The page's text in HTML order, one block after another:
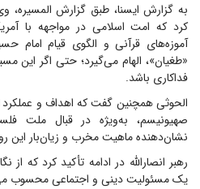
به گزارش ایسنا، طبق گزارش المسیره،
کرد که امت اسلامی در مواجهه با
آموزه‌های قرآنی و الگوی قیام امام
«طغیان»، الهام می‌گیرد؛ حتی اگر این
فداکاری باشد.
الحوثی همچنین گفت که اهداف و عملکرد
صهیونیسم، به‌ویژه در قبال ملت
نشان‌دهنده ماهیت مخرب و زیان‌بار این
رهبر انصارالله در ادامه تأکید کرد که
یک مسئولیت دینی و اجتماعی محسوب